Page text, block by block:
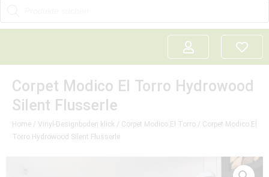
Corpet Modico El Torro Hydrowood
Silent Flusserle
Home / Vinyl-Designboden klick / Corpet Modico El Torro / Corpet Modico El
Torro Hydrowood Silent Flusserle